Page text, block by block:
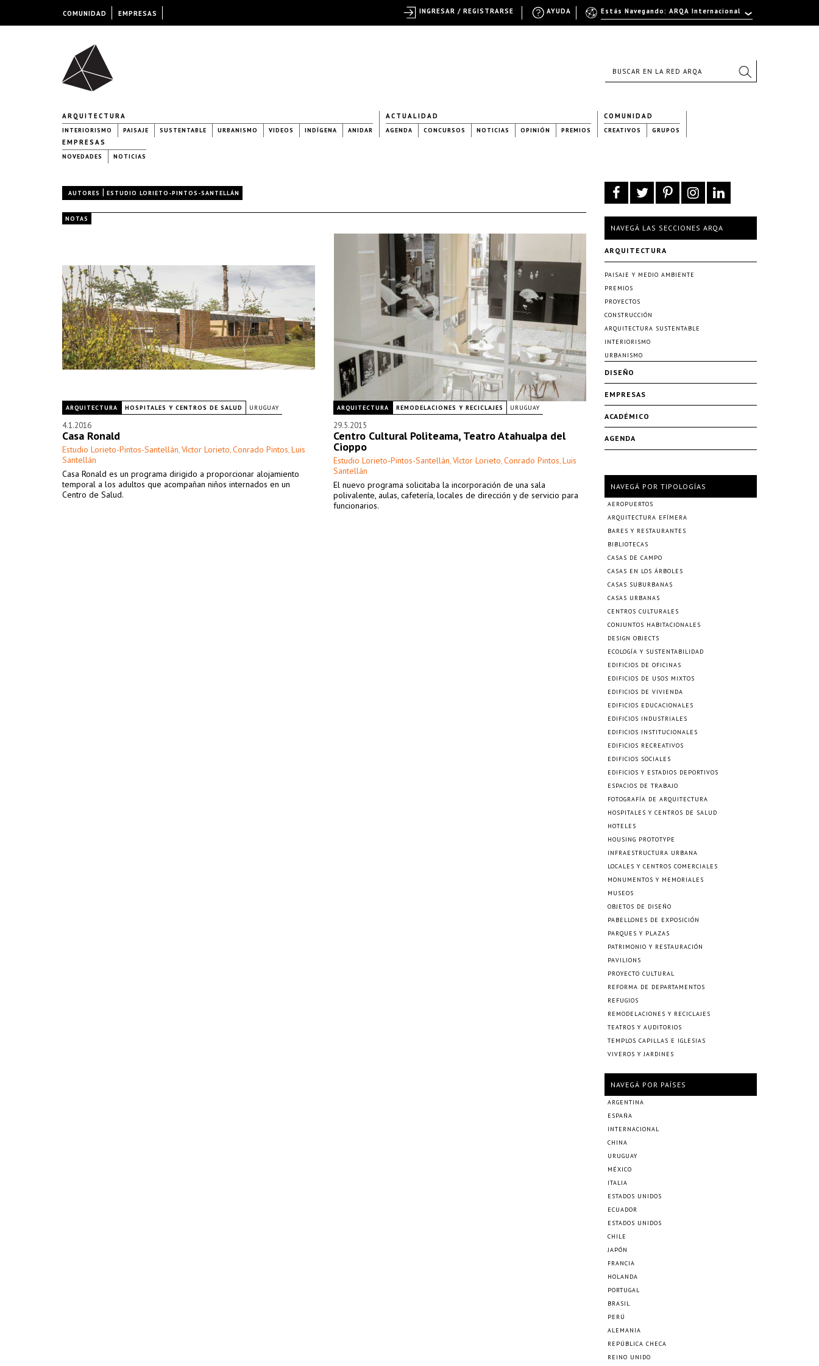
ARQUITECTURA
INTERIORISMO PAISAJE SUSTENTABLE URBANISMO VIDEOS INDÍGENA ANIDAR
ACTUALIDAD
AGENDA CONCURSOS NOTICIAS OPINIÓN PREMIOS
COMUNIDAD
CREATIVOS GRUPOS
EMPRESAS
NOVEDADES NOTICIAS
AUTORES | ESTUDIO LORIETO-PINTOS-SANTELLÁN
NOTAS
ARQUITECTURA HOSPITALES Y CENTROS DE SALUD URUGUAY
4.1.2016
Casa Ronald
Estudio Lorieto-Pintos-Santellán, Víctor Lorieto, Conrado Pintos, Luis
Santellán
Casa Ronald es un programa dirigido a proporcionar alojamiento
temporal a los adultos que acompañan niños internados en un
Centro de Salud.
ARQUITECTURA REMODELACIONES Y RECICLAJES URUGUAY
29.5.2015
Centro Cultural Politeama, Teatro Atahualpa del
Cioppo
Estudio Lorieto-Pintos-Santellán, Víctor Lorieto, Conrado Pintos, Luis
Santellán
El nuevo programa solicitaba la incorporación de una sala
polivalente, aulas, cafetería, locales de dirección y de servicio para
funcionarios.
NAVEGÁ LAS SECCIONES ARQA
ARQUITECTURA
PAISAJE Y MEDIO AMBIENTE
PREMIOS
PROYECTOS
CONSTRUCCIÓN
ARQUITECTURA SUSTENTABLE
INTERIORISMO
URBANISMO
DISEÑO
EMPRESAS
ACADÉMICO
AGENDA
NAVEGÁ POR TIPOLOGÍAS
AEROPUERTOS
ARQUITECTURA EFÍMERA
BARES Y RESTAURANTES
BIBLIOTECAS
CASAS DE CAMPO
CASAS EN LOS ÁRBOLES
CASAS SUBURBANAS
CASAS URBANAS
CENTROS CULTURALES
CONJUNTOS HABITACIONALES
DESIGN OBJECTS
ECOLOGÍA Y SUSTENTABILIDAD
EDIFICIOS DE OFICINAS
EDIFICIOS DE USOS MIXTOS
EDIFICIOS DE VIVIENDA
EDIFICIOS EDUCACIONALES
EDIFICIOS INDUSTRIALES
EDIFICIOS INSTITUCIONALES
EDIFICIOS RECREATIVOS
EDIFICIOS SOCIALES
EDIFICIOS Y ESTADIOS DEPORTIVOS
ESPACIOS DE TRABAJO
FOTOGRAFÍA DE ARQUITECTURA
HOSPITALES Y CENTROS DE SALUD
HOTELES
HOUSING PROTOTYPE
INFRAESTRUCTURA URBANA
LOCALES Y CENTROS COMERCIALES
MONUMENTOS Y MEMORIALES
MUSEOS
OBJETOS DE DISEÑO
PABELLONES DE EXPOSICIÓN
PARQUES Y PLAZAS
PATRIMONIO Y RESTAURACIÓN
PAVILIONS
PROYECTO CULTURAL
REFORMA DE DEPARTAMENTOS
REFUGIOS
REMODELACIONES Y RECICLAJES
TEATROS Y AUDITORIOS
TEMPLOS CAPILLAS E IGLESIAS
VIVEROS Y JARDINES
NAVEGÁ POR PAÍSES
ARGENTINA
ESPAÑA
INTERNACIONAL
CHINA
URUGUAY
MÉXICO
ITALIA
ESTADOS UNIDOS
ECUADOR
ESTADOS UNIDOS
CHILE
JAPÓN
FRANCIA
HOLANDA
PORTUGAL
BRASIL
PERÚ
ALEMANIA
REPÚBLICA CHECA
REINO UNIDO
COMUNIDAD EMPRESAS Estás Navegando: ARQA Internacional
AYUDA
INGRESAR / REGISTRARSE